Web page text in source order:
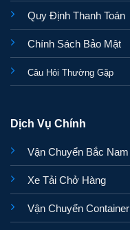
Quy Định Thanh Toán
Chính Sách Bảo Mật
Câu Hỏi Thường Gặp
Dịch Vụ Chính
Vận Chuyển Bắc Nam
Xe Tải Chở Hàng
Vận Chuyển Container